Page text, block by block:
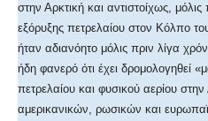
στην Αρκτική και αντιστοίχως,
εξόρυξης πετρελαίου στον Κόλπο
ήταν αδιανόητο μόλις πριν λίγα
ήδη φανερό ότι έχει δρομολογηθεί
πετρελαίου και φυσικού αερίου
αμερικανικών, ρωσικών και